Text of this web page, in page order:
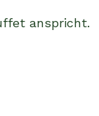
anspricht.